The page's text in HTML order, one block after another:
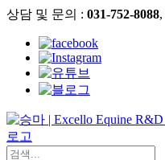
콘
뛰
기
상담 및 문의 : 031-752-8088,
검